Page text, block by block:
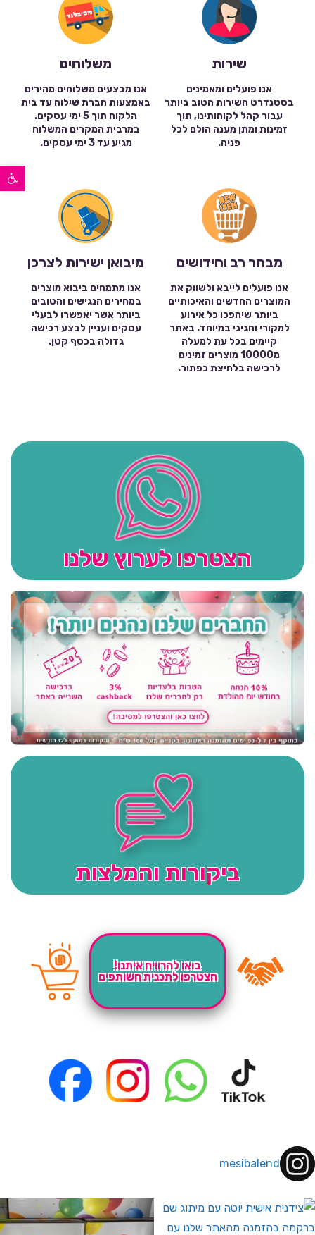
פתח סרגל נגישות
שירות
אנו פועלים ומאמינים
בסטנדרט השירות הטוב ביותר
עבור קהל לקוחותינו, תוך
זמינות ומתן מענה הולם לכל
פניה.
משלוחים
אנו מבצעים משלוחים מהירים
באמצעות חברת שילוח עד בית
הלקוח תוך 5 ימי עסקים.
במרבית המקרים המשלוח
מגיע עד 3 ימי עסקים.
מבחר רב וחידושים
אנו פועלים לייבא ולשווק את
המוצרים החדשים והאיכותיים
ביותר שיהפכו כל אירוע
למקורי וחגיגי במיוחד. באתר
קיימים בכל עת למעלה
מ10000 מוצרים זמינים
לרכישה בלחיצת כפתור.
מיבואן ישירות לצרכן
אנו מתמחים ביבוא מוצרים
במחירים הנגישים והטובים
ביותר אשר יאפשרו לבעלי
עסקים ועניין לבצע רכישה
גדולה בכסף קטן.
הצטרפו לערוץ שלנו
ביקורות והמלצות
בואו להרוויח איתנו!
הצטרפו לתכנית השותפים
mesibalend
לחברי מועדון ומצטרפים חדשים🤍